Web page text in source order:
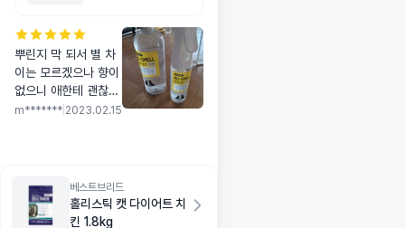
뿌린지 막 되서 별 차
이는 모르겠으나 향이
없으니 애한테 괜찮을
거같네용. 좀더 사용
m******* 2023.02.15
베스트브리드
홀리스틱 캣 다이어트 치
킨 1.8kg